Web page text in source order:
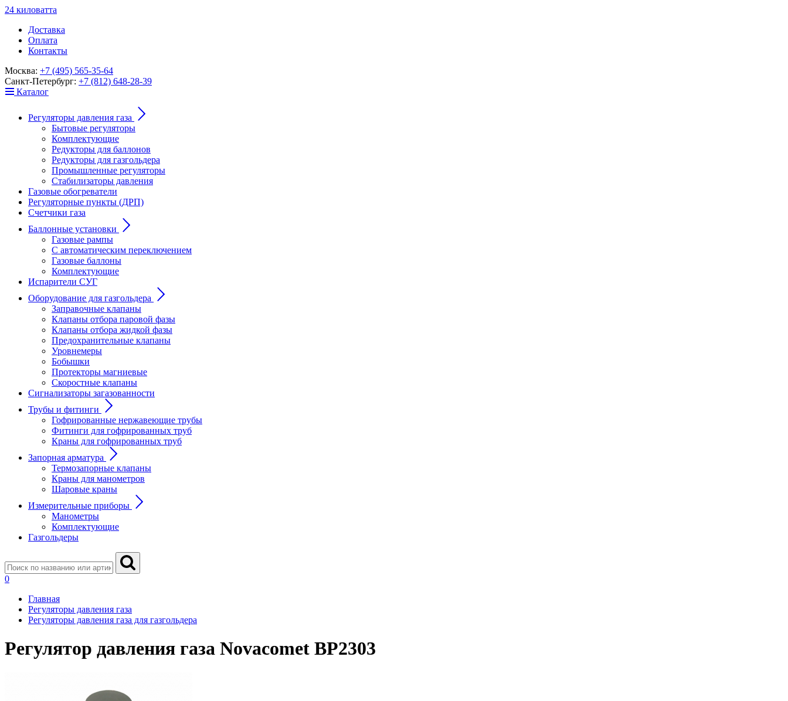
24 киловатта
Доставка
Оплата
Контакты
Москва: +7 (495) 565-35-64
Санкт-Петербург: +7 (812) 648-28-39
Каталог
Регуляторы давления газа
Бытовые регуляторы
Комплектующие
Редукторы для баллонов
Редукторы для газгольдера
Промышленные регуляторы
Стабилизаторы давления
Газовые обогреватели
Регуляторные пункты (ДРП)
Счетчики газа
Баллонные установки
Газовые рампы
С автоматическим переключением
Газовые баллоны
Комплектующие
Испарители СУГ
Оборудование для газгольдера
Заправочные клапаны
Клапаны отбора паровой фазы
Клапаны отбора жидкой фазы
Предохранительные клапаны
Уровнемеры
Бобышки
Протекторы магниевые
Скоростные клапаны
Сигнализаторы загазованности
Трубы и фитинги
Гофрированные нержавеющие трубы
Фитинги для гофрированных труб
Краны для гофрированных труб
Запорная арматура
Термозапорные клапаны
Краны для манометров
Шаровые краны
Измерительные приборы
Манометры
Комплектующие
Газгольдеры
0
Главная
Регуляторы давления газа
Регуляторы давления газа для газгольдера
Регулятор давления газа Novacomet BP2303